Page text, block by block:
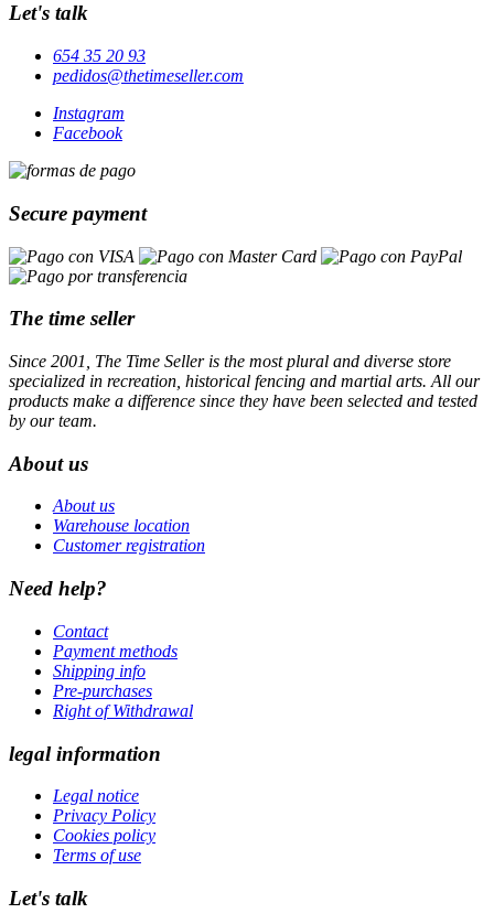
Let's talk
654 35 20 93
pedidos@thetimeseller.com
Instagram
Facebook
Secure payment
The time seller
Since 2001, The Time Seller is the most plural and diverse store
specialized in recreation, historical fencing and martial arts. All our
products make a difference since they have been selected and tested
by our team.
About us
About us
Warehouse location
Customer registration
Need help?
Contact
Payment methods
Shipping info
Pre-purchases
Right of Withdrawal
legal information
Legal notice
Privacy Policy
Cookies policy
Terms of use
Let's talk